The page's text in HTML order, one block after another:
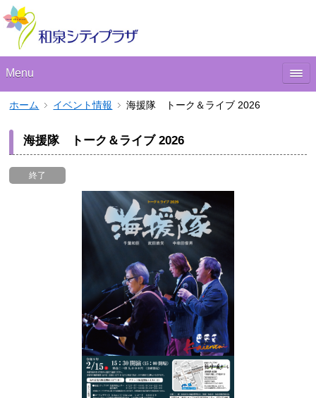
Menu
ホーム イベント情報 海援隊 トーク＆ライブ 2026
海援隊 トーク＆ライブ 2026
終了